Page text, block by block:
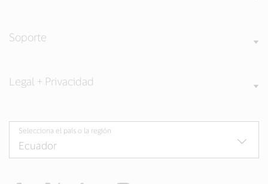
Soporte
Legal + Privacidad
Selecciona el país o la región